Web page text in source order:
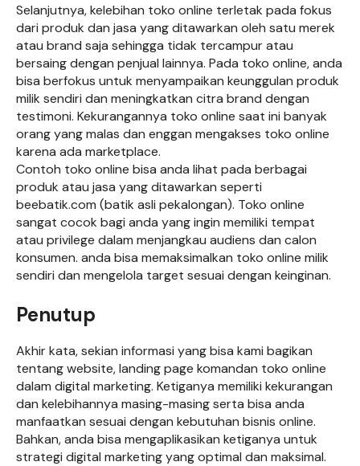
Selanjutnya, kelebihan toko online terletak pada fokus
dari produk dan jasa yang ditawarkan oleh satu merek
atau brand saja sehingga tidak tercampur atau
bersaing dengan penjual lainnya. Pada toko online, anda
bisa berfokus untuk menyampaikan keunggulan produk
milik sendiri dan meningkatkan citra brand dengan
testimoni. Kekurangannya toko online saat ini banyak
orang yang malas dan enggan mengakses toko online
karena ada marketplace.
Contoh toko online bisa anda lihat pada berbagai
produk atau jasa yang ditawarkan seperti
beebatik.com (batik asli pekalongan). Toko online
sangat cocok bagi anda yang ingin memiliki tempat
atau privilege dalam menjangkau audiens dan calon
konsumen. anda bisa memaksimalkan toko online milik
sendiri dan mengelola target sesuai dengan keinginan.
Penutup
Akhir kata, sekian informasi yang bisa kami bagikan
tentang website, landing page komandan toko online
dalam digital marketing. Ketiganya memiliki kekurangan
dan kelebihannya masing-masing serta bisa anda
manfaatkan sesuai dengan kebutuhan bisnis online.
Bahkan, anda bisa mengaplikasikan ketiganya untuk
strategi digital marketing yang optimal dan maksimal.